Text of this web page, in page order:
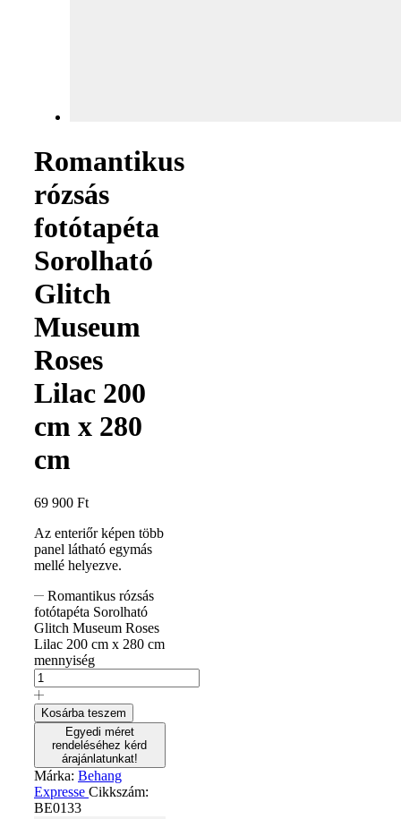
Romantikus
rózsás
fotótapéta
Sorolható
Glitch
Museum
Roses
Lilac 200
cm x 280
cm
69 900 Ft
Az enteriőr képen több
panel látható egymás
mellé helyezve.
Romantikus rózsás
fotótapéta Sorolható
Glitch Museum Roses
Lilac 200 cm x 280 cm
mennyiség
Kosárba teszem
Egyedi méret
rendeléséhez kérd
árajánlatunkat!
Márka: Behang
Expresse Cikkszám:
BE0133